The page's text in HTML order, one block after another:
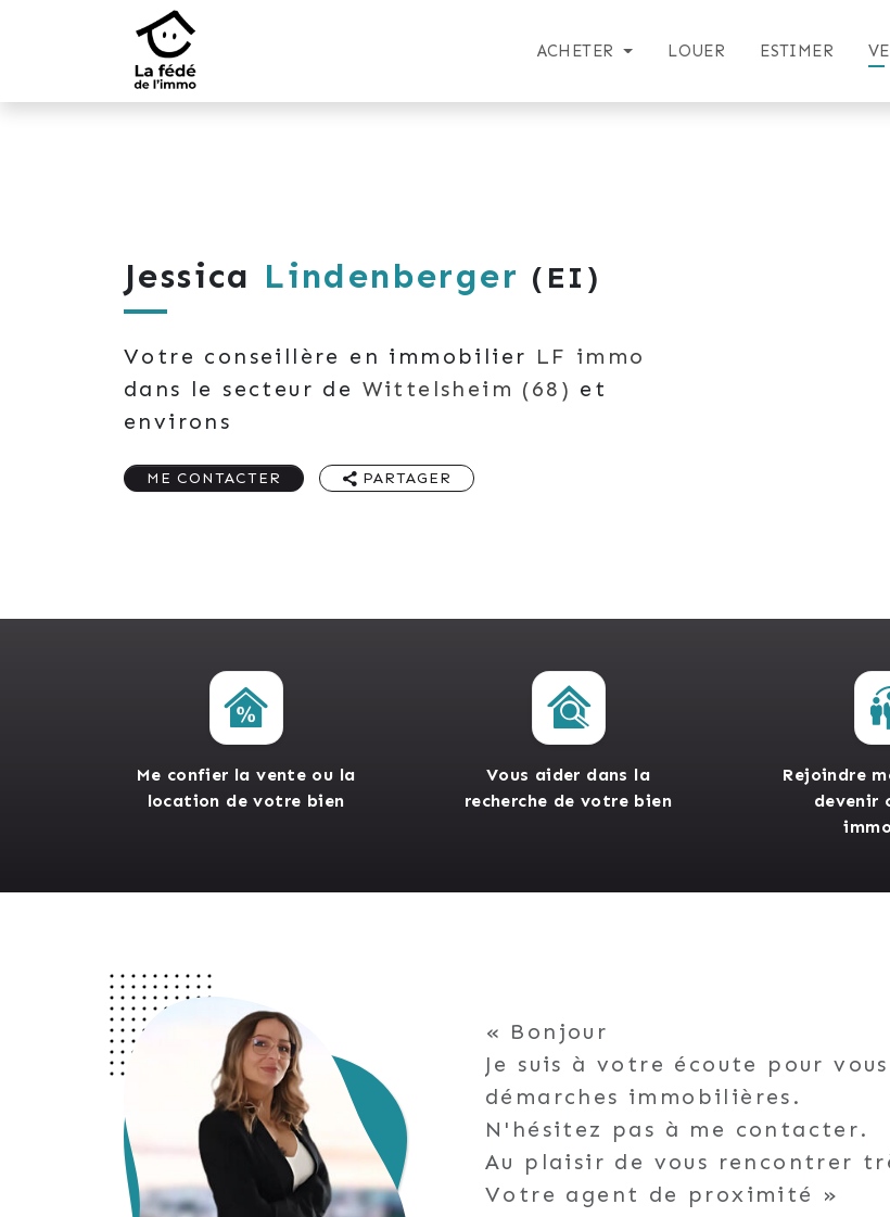
ACHETER LOUER ESTIMER
Jessica Lindenberger (EI)
Votre conseillère en immobilier LF immo
dans le secteur de Wittelsheim (68) et
environs
ME CONTACTER PARTAGER
Me confier la vente ou la
location de votre bien
Vous aider dans la
recherche de votre bien
Rejoindre
devenir
Bonjour
Je suis à votre écoute pour
démarches immobilières.
N'hésitez pas à me contacter.
Au plaisir de vous rencontrer
Votre agent de proximité